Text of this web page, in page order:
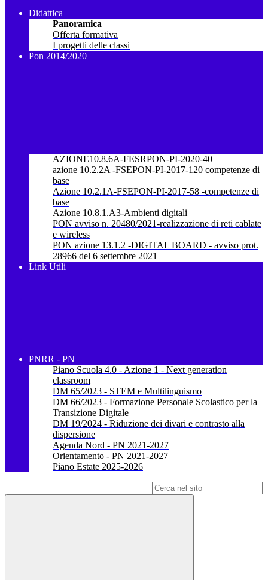
Didattica
Panoramica
Offerta formativa
I progetti delle classi
Pon 2014/2020
AZIONE10.8.6A-FESRPON-PI-2020-40
azione 10.2.2A -FSEPON-PI-2017-120 competenze di
base
Azione 10.2.1A-FSEPON-PI-2017-58 -competenze di
base
Azione 10.8.1.A3-Ambienti digitali
PON avviso n. 20480/2021-realizzazione di reti cablate
e wireless
PON azione 13.1.2 -DIGITAL BOARD - avviso prot.
28966 del 6 settembre 2021
Link Utili
PNRR - PN
Piano Scuola 4.0 - Azione 1 - Next generation
classroom
DM 65/2023 - STEM e Multilinguismo
DM 66/2023 - Formazione Personale Scolastico per la
Transizione Digitale
DM 19/2024 - Riduzione dei divari e contrasto alla
dispersione
Agenda Nord - PN 2021-2027
Orientamento - PN 2021-2027
Piano Estate 2025-2026